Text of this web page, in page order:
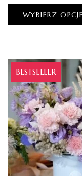
WYBIERZ OPCJE
BESTSELLER